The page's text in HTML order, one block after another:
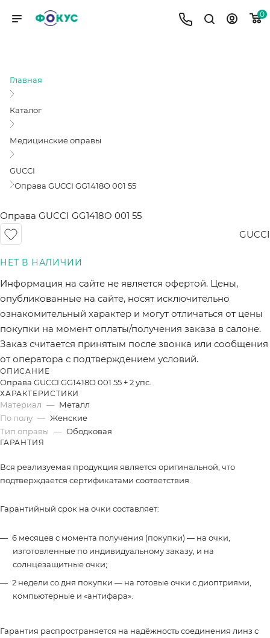
0
Главная
Каталог
Медицинские оправы
GUCCI
Оправа GUCCI GG1418O 001 55
Оправа GUCCI GG1418O 001 55
GUCCI
Информация на сайте не является офертой. Цены,
опубликованные на сайте, носят исключительно
ознакомительный характер и могут отличаться от цены
покупки на момент оплаты/получения заказа в салоне.
Заказ считается принятым после звонка или сообщения
от оператора с подтверждением условий.
ОПИСАНИЕ
Оправа GUCCI GG1418O 001 55 + 2 упс.
ХАРАКТЕРИСТИКИ
Материал — Металл
По полу — Женские
Тип оправы — Ободковая
ГАРАНТИЯ
Вся реализуемая продукция является оригинальной, что
подтверждается сертификатами соответствия.
Гарантийный срок на очки составляет:
6 месяцев с момента получения (покупки) — на очки,
изготовленные по индивидуальному заказу, и на
солнцезащитные очки;
2 недели со дня покупки — на готовые очки с диоптриями,
компьютерные и «антифара».
Гарантия распространяется на надёжность соединения линз с